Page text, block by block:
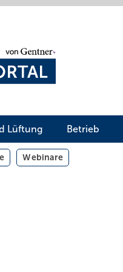
Lüftung Betrieb
Webinare